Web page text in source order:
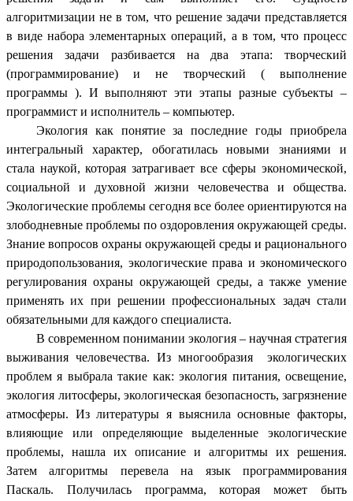
алгоритмизации не в том, что решение задачи представляется
в виде набора элементарных операций, а в том, что процесс
решения задачи разбивается на два этапа: творческий
(программирование) и не творческий ( выполнение
программы ). И выполняют эти этапы разные субъекты –
программист и исполнитель – компьютер.
Экология как понятие за последние годы приобрела
интегральный характер, обогатилась новыми знаниями и
стала наукой, которая затрагивает все сферы экономической,
социальной и духовной жизни человечества и общества.
Экологические проблемы сегодня все более ориентируются на
злободневные проблемы по оздоровления окружающей среды.
Знание вопросов охраны окружающей среды и рационального
природопользования, экологические права и экономического
регулирования охраны окружающей среды, а также умение
применять их при решении профессиональных задач стали
обязательными для каждого специалиста.
В современном понимании экология – научная стратегия
выживания человечества. Из многообразия экологических
проблем я выбрала такие как: экология питания, освещение,
экология литосферы, экологическая безопасность, загрязнение
атмосферы. Из литературы я выяснила основные факторы,
влияющие или определяющие выделенные экологические
проблемы, нашла их описание и алгоритмы их решения.
Затем алгоритмы перевела на язык программирования
Паскаль. Получилась программа, которая может быть